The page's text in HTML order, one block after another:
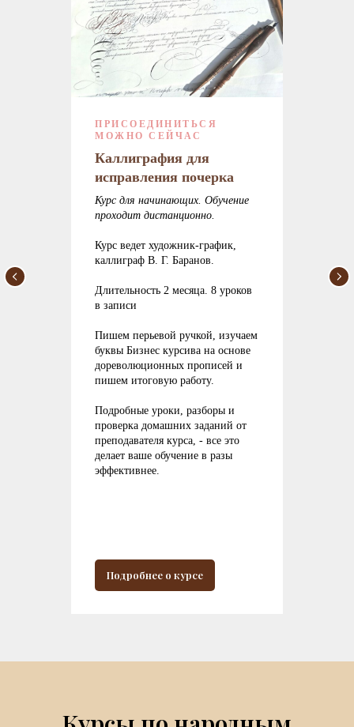
ПРИСОЕДИНИТЬСЯ
МОЖНО СЕЙЧАС
Каллиграфия для
исправления почерка
Курс для начинающих. Обучение
проходит дистанционно.
Курс ведет художник-график,
каллиграф В. Г. Баранов.
Длительность 2 месяца. 8 уроков
в записи
Пишем перьевой ручкой, изучаем
буквы Бизнес курсива на основе
дореволюционных прописей и
пишем итоговую работу.
Подробные уроки, разборы и
проверка домашних заданий от
преподавателя курса, - все это
делает ваше обучение в разы
эффективнее.
Подробнее о курсе